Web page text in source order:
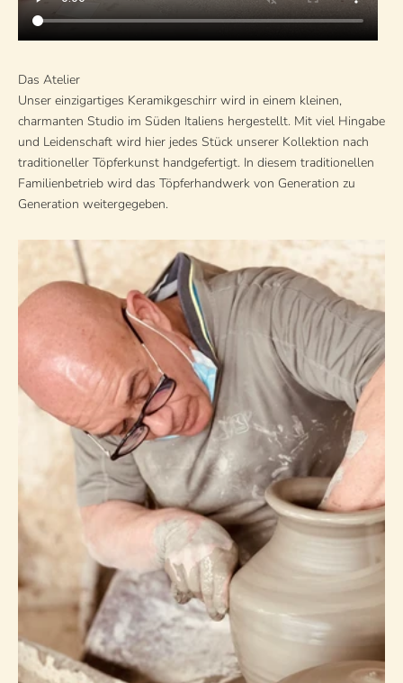
Das Atelier
Unser einzigartiges Keramikgeschirr wird in einem kleinen,
charmanten Studio im Süden Italiens hergestellt. Mit viel Hingabe
und Leidenschaft wird hier jedes Stück unserer Kollektion nach
traditioneller Töpferkunst handgefertigt. In diesem traditionellen
Familienbetrieb wird das Töpferhandwerk von Generation zu
Generation weitergegeben.